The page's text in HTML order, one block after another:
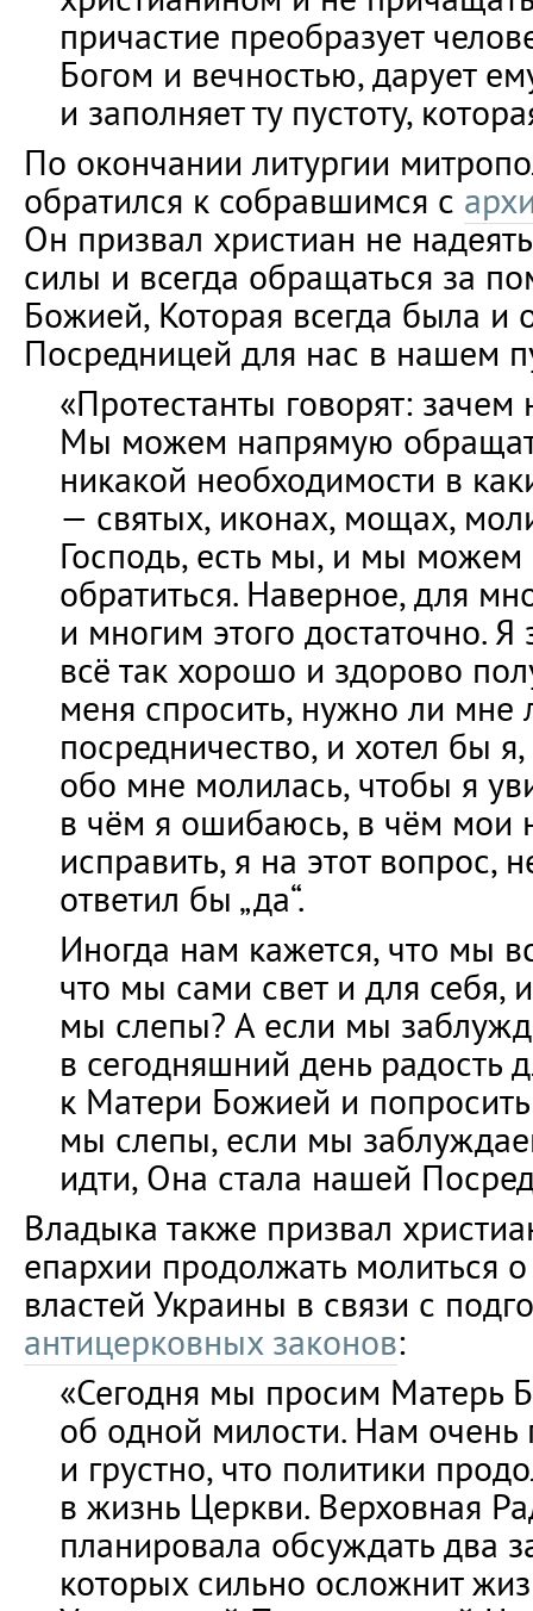
причастие преобразует
Богом и вечностью, дарует
и заполняет ту пустоту,
По окончании литургии
обратился к собравшимся с
Он призвал христиан не
силы и всегда обращаться за
Божией, Которая всегда была и
Посредницей для нас в нашем
«Протестанты говорят:
Мы можем напрямую
никакой необходимости в
— святых, иконах, мощах,
Господь, есть мы, и мы
обратиться. Наверное, для
и многим этого достаточно. Я
всё так хорошо и здорово
меня спросить, нужно ли мне
посредничество, и хотел бы
обо мне молилась, чтобы я
в чём я ошибаюсь, в чём мои
исправить, я на этот вопрос,
ответил бы „да“.
Иногда нам кажется, что мы
что мы сами свет и для себя,
мы слепы? А если мы
в сегодняшний день радость
к Матери Божией и
мы слепы, если мы
идти, Она стала нашей
Владыка также призвал
епархии продолжать молиться
властей Украины в связи с
антицерковных законов:
«Сегодня мы просим Матерь
об одной милости. Нам очень
и грустно, что политики
в жизнь Церкви. Верховная
планировала обсуждать два
которых сильно осложнит